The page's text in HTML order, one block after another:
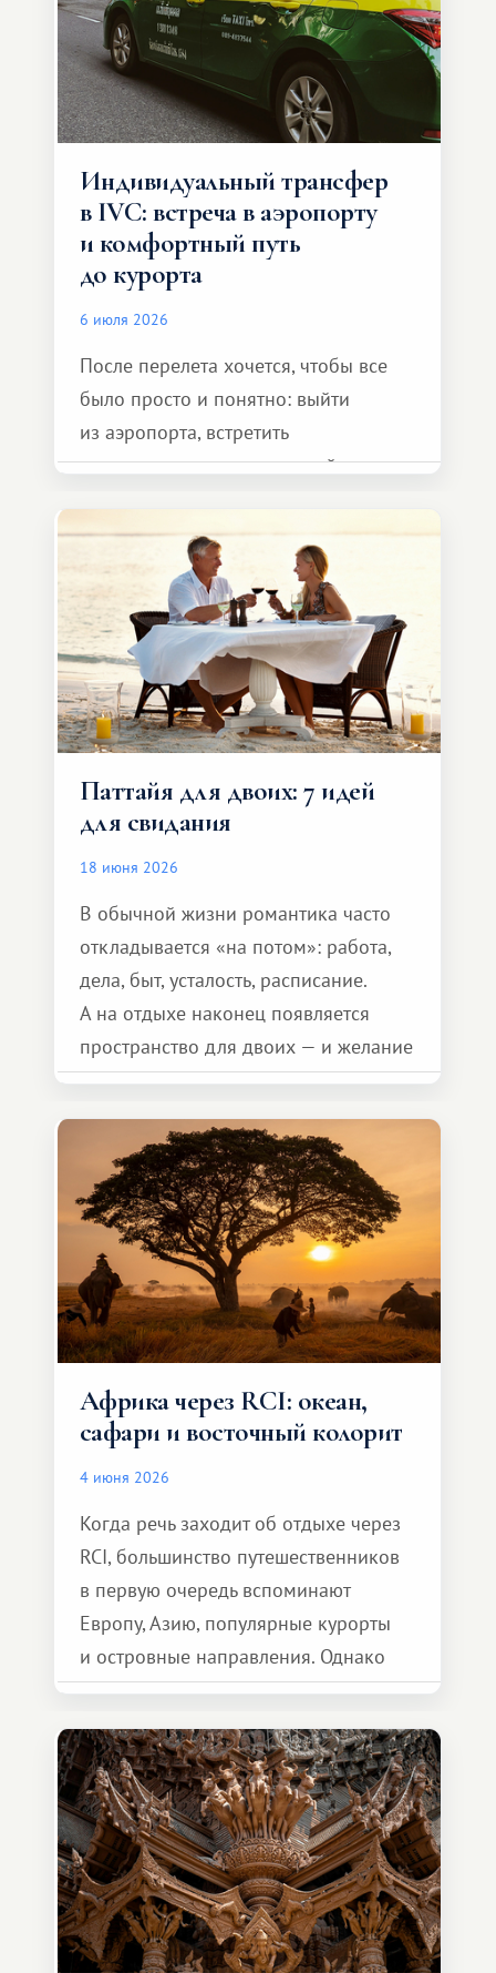
Индивидуальный трансфер
в IVC: встреча в аэропорту
и комфортный путь
до курорта
6 июля 2026
После перелета хочется, чтобы все
было просто и понятно: выйти
из аэропорта, встретить
представителя транспортной
и спокойно доехать до курорта.
Паттайя для двоих: 7 идей
для свидания
18 июня 2026
В обычной жизни романтика часто
откладывается «на потом»: работа,
дела, быт, усталость, расписание.
А на отдыхе наконец появляется
пространство для двоих — и желание
сделать для близкого человека что-то
особенное. Не обязательно
масштабное, но тёплое
и запоминающееся :)
Африка через RCI: океан,
сафари и восточный колорит
4 июня 2026
Когда речь заходит об отдыхе через
RCI, большинство путешественников
в первую очередь вспоминают
Европу, Азию, популярные курорты
и островные направления. Однако
возможности обменной системы
значительно шире. Среди них есть
и Африка — континент, который
способен подарить совершенно иной
формат путешествия.